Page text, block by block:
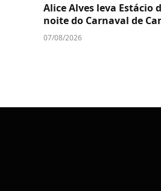
Alice Alves leva Estácio
noite do Carnaval de
07/08/2026